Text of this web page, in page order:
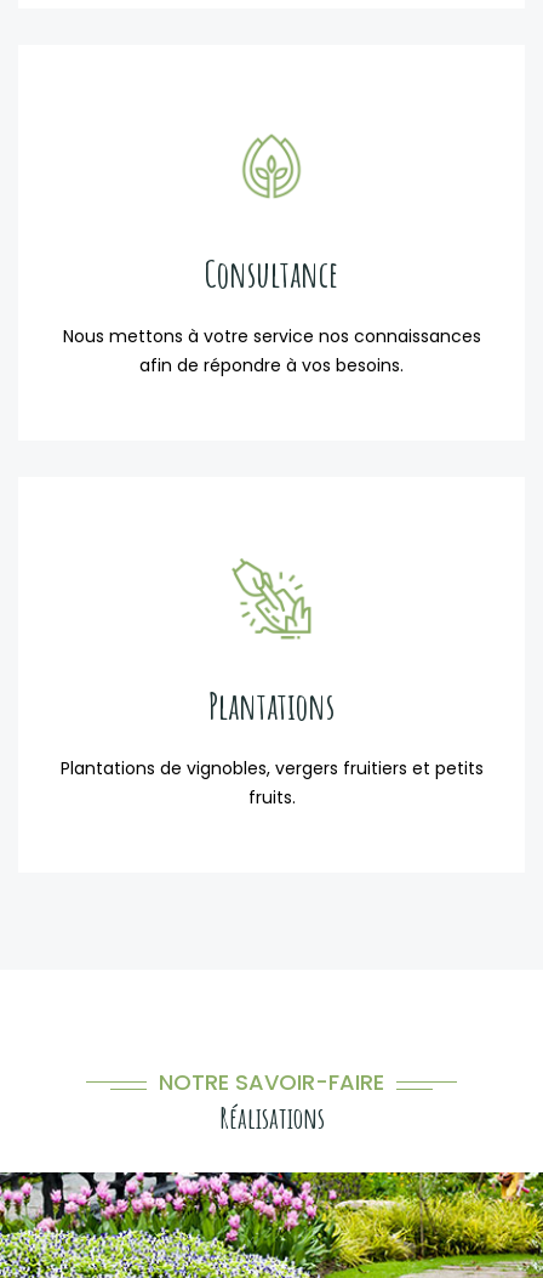
Consultance
Nous mettons à votre service nos connaissances
afin de répondre à vos besoins.
Plantations
Plantations de vignobles, vergers fruitiers et petits
fruits.
NOTRE SAVOIR-FAIRE
Réalisations